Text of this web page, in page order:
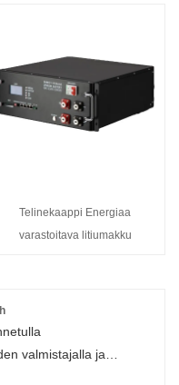
Telinekaappi Energiaa
varastoitava litiumakku
valmistajalla ja